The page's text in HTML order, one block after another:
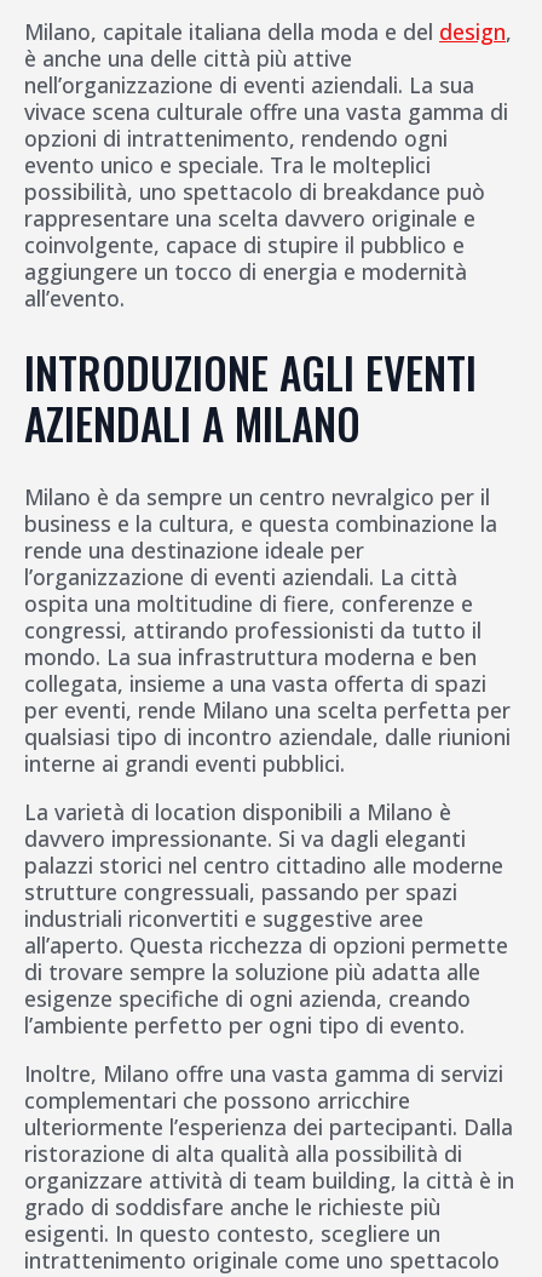
Milano, capitale italiana della moda e del design,
è anche una delle città più attive
nell’organizzazione di eventi aziendali. La sua
vivace scena culturale offre una vasta gamma di
opzioni di intrattenimento, rendendo ogni
evento unico e speciale. Tra le molteplici
possibilità, uno spettacolo di breakdance può
rappresentare una scelta davvero originale e
coinvolgente, capace di stupire il pubblico e
aggiungere un tocco di energia e modernità
all’evento.
INTRODUZIONE AGLI EVENTI
AZIENDALI A MILANO
Milano è da sempre un centro nevralgico per il
business e la cultura, e questa combinazione la
rende una destinazione ideale per
l’organizzazione di eventi aziendali. La città
ospita una moltitudine di fiere, conferenze e
congressi, attirando professionisti da tutto il
mondo. La sua infrastruttura moderna e ben
collegata, insieme a una vasta offerta di spazi
per eventi, rende Milano una scelta perfetta per
qualsiasi tipo di incontro aziendale, dalle riunioni
interne ai grandi eventi pubblici.
La varietà di location disponibili a Milano è
davvero impressionante. Si va dagli eleganti
palazzi storici nel centro cittadino alle moderne
strutture congressuali, passando per spazi
industriali riconvertiti e suggestive aree
all’aperto. Questa ricchezza di opzioni permette
di trovare sempre la soluzione più adatta alle
esigenze specifiche di ogni azienda, creando
l’ambiente perfetto per ogni tipo di evento.
Inoltre, Milano offre una vasta gamma di servizi
complementari che possono arricchire
ulteriormente l’esperienza dei partecipanti. Dalla
ristorazione di alta qualità alla possibilità di
organizzare attività di team building, la città è in
grado di soddisfare anche le richieste più
esigenti. In questo contesto, scegliere un
intrattenimento originale come uno spettacolo